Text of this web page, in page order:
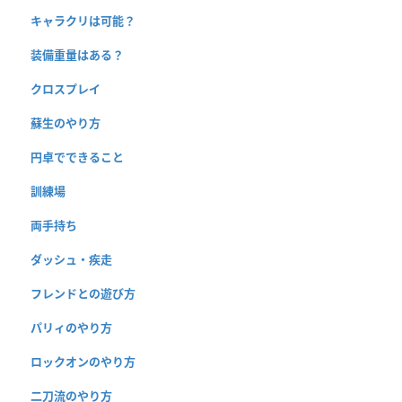
キャラクリは可能？
装備重量はある？
クロスプレイ
蘇生のやり方
円卓でできること
訓練場
両手持ち
ダッシュ・疾走
フレンドとの遊び方
パリィのやり方
ロックオンのやり方
二刀流のやり方